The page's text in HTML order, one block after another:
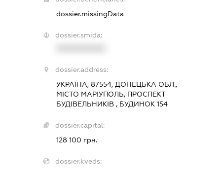
dossier.missingData
dossier.smida:
dossier.address:
УКРАЇНА, 87554, ДОНЕЦЬКА ОБЛ.,
МІСТО МАРІУПОЛЬ, ПРОСПЕКТ
БУДІВЕЛЬНИКІВ , БУДИНОК 154
dossier.capital:
128 100 грн.
dossier.kveds: